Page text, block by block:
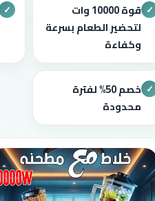
✓
قوة 10000 وات
لتحضير الطعام بسرعة
وكفاءة
✓
✓
خصم 50% لفترة
محدودة